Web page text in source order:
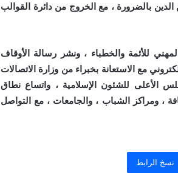
بالضرورة ، مع الخروج من دائرة القوالب
للأئمة والخطباء ، ونشر رسالة الأوقاف
مع الاستعانة بخبراء من وزارة الاتصالات
الأعلى للشئون الإسلامية ، واتساع نطاق
، ومراكز الشباب ، والجامعات ، مع التواصل
نسخ الرابط
عاجل / مواعيد مقابلات تجديد التعاقد على
وظيفة إمام ووظيفة عامل
برنامج لقاء الجمعة للأطفال